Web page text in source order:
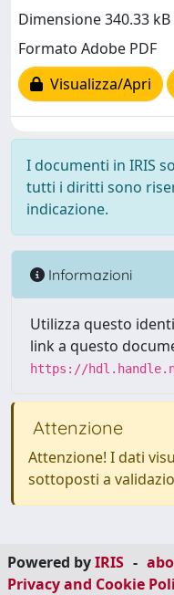
Dimensione 340.33 kB
Formato Adobe PDF
Visualizza/Apri
I documenti in IRIS
tutti i diritti sono
indicazione.
Informazioni
Utilizza questo
link a questo
https://
Attenzione
Attenzione! I dati
sottoposti a
Powered byIRIS -
Privacy and Cookie